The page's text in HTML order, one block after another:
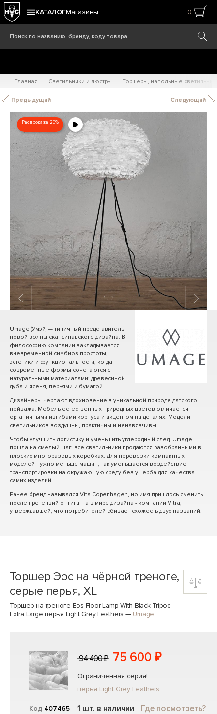
КАТАЛОГМагазины 0
Главная Светильники и люстры Торшеры, напольные
Предыдущий Следующий
Распродажа 20%
1 / 7
Umage (Умэй) — типичный представитель
новой волны скандинавского дизайна. В
философию компании закладывается
вневременной симбиоз простоты,
эстетики и функциональности, когда
современные формы сочетаются с
натуральными материалами: древесиной
дуба и ясеня, перьями и бумагой.
Дизайнеры черпают вдохновение в уникальной природе датского
пейзажа. Мебель естественных природных цветов отличается
органичными изгибами корпуса и акцентом на деталях. Модели
светильников воздушны, практичны и ненавязчивы.
Чтобы улучшить логистику и уменьшить углеродный след, Umage
пошла на смелый шаг: все светильники продаются разобранными в
плоских многоразовых коробках. Для перевозки компактных
моделей нужно меньше машин, так уменьшается воздействие
транспортировки на окружающую среду без ущерба для качества
самих изделий.
Ранее бренд назывался Vita Copenhagen, но имя пришлось сменить
после претензий от гиганта в мире дизайна - компании Vitra,
утверждавшей, что потребителей сбивает схожесть двух названий.
Торшер Эос на чёрной треноге,
серые перья, XL
Торшер на треноге Eos Floor Lamp With Black Tripod
Extra Large перья Light Grey Feathers — Umage
Код 407465
94 400 ₽ 75 600 ₽
Ограниченная серия!
перья Light Grey Feathers
1 шт. в наличии Где посмотреть?